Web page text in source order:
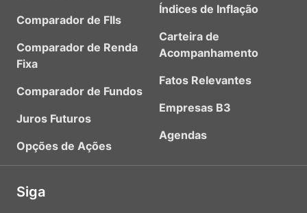
Comparador de FIIs
Comparador de Renda
Fixa
Comparador de Fundos
Juros Futuros
Opções de Ações
Índices de Inflação
Carteira de
Acompanhamento
Fatos Relevantes
Empresas B3
Agendas
Siga